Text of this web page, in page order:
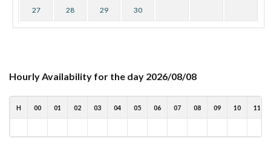
27 28 29 30
Hourly Availability for the day 2026/08/08
H 00 01 02 03 04 05 06 07 08 09 10 11